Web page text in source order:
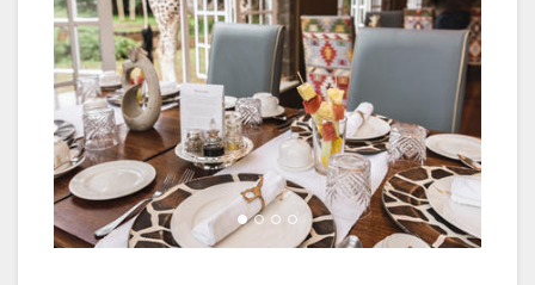
UN
SEJOUR ICI
EQUIPEMENT
DOCUMENTS
CHAMBRES
PHOTOS
VIDÉOS
TOUR
VIRTUEL
LOISIRS
ACTIVITÉS
RESTAURANTS
CARTE
SITUATION
CONTACT
The Safari Collection
The Safari Collection
Lunch at Daisy's Cafe
Brian Siambi